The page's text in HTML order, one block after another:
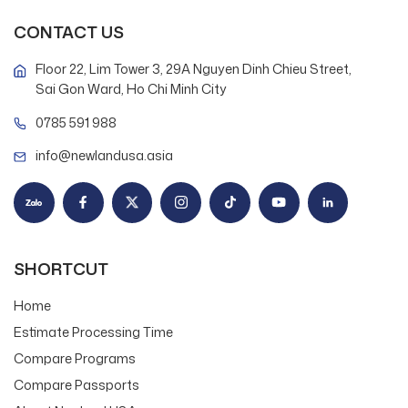
CONTACT US
Floor 22, Lim Tower 3, 29A Nguyen Dinh Chieu Street,
Sai Gon Ward, Ho Chi Minh City
0785 591 988
info@newlandusa.asia
SHORTCUT
Home
Estimate Processing Time
Compare Programs
Compare Passports